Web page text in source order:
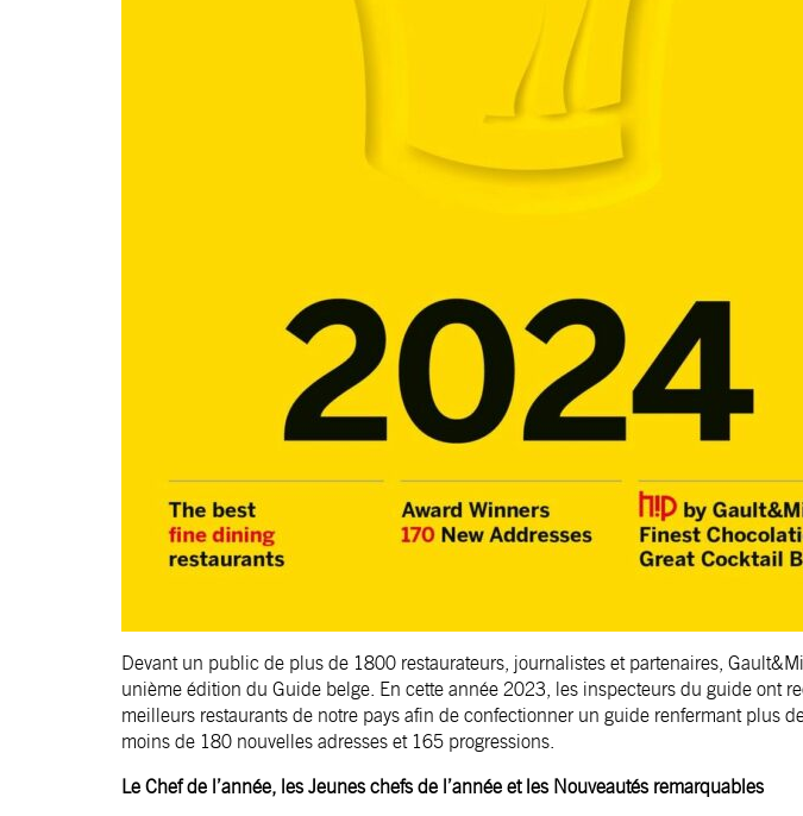
Devant un public de plus de 1800 restaurateurs, journalistes et partenaires,
unième édition du Guide belge. En cette année 2023, les inspecteurs du guide ont
meilleurs restaurants de notre pays afin de confectionner un guide renfermant plus
moins de 180 nouvelles adresses et 165 progressions.
Le Chef de l’année, les Jeunes chefs de l’année et les Nouveautés remarquables